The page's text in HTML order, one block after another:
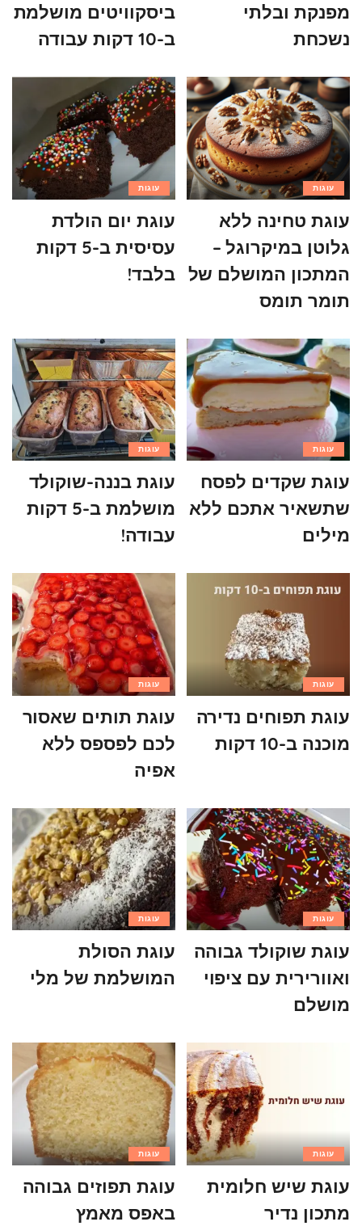
מפנקת ובלתי
נשכחת
ביסקוויטים מושלמת
ב-10 דקות עבודה
עוגות
עוגת טחינה ללא
גלוטן במיקרוגל –
המתכון המושלם של
תומר תומס
עוגות
עוגת יום הולדת
עסיסית ב-5 דקות
בלבד!
עוגות
עוגת שקדים לפסח
שתשאיר אתכם ללא
מילים
עוגות
עוגת בננה-שוקולד
מושלמת ב-5 דקות
עבודה!
עוגות
עוגת תפוחים נדירה
מוכנה ב-10 דקות
עוגות
עוגת תותים שאסור
לכם לפספס ללא
אפיה
עוגות
עוגת שוקולד גבוהה
ואוורירית עם ציפוי
מושלם
עוגות
עוגת הסולת
המושלמת של מלי
עוגות
עוגת שיש חלומית
מתכון נדיר
עוגות
עוגת תפוזים גבוהה
באפס מאמץ